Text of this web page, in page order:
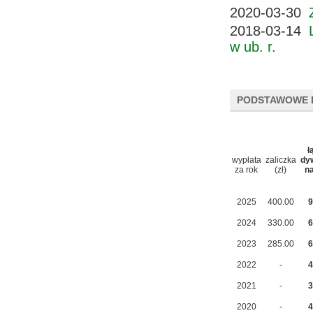
2020-03-30
2018-03-14
w ub. r.
PODSTAWOWE
wypłata
za rok
zaliczka
(zł)
2025 400.00
2024 330.00
2023 285.00
2022 -
2021 -
2020 -